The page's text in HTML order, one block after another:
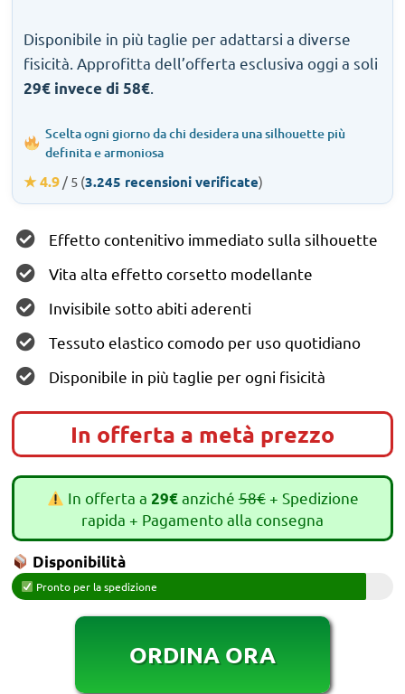
Disponibile in più taglie per adattarsi a diverse
fisicità. Approfitta dell’offerta esclusiva oggi a soli
29€ invece di 58€
Scelta ogni giorno da chi desidera una silhouette più
definita e armoniosa
★ 4.9 / 5 (3.245 recensioni verificate)
Effetto contenitivo immediato sulla silhouette
Vita alta effetto corsetto modellante
Invisibile sotto abiti aderenti
Tessuto elastico comodo per uso quotidiano
Disponibile in più taglie per ogni fisicità
In offerta a metà prezzo
In offerta a 29€anziché58€+ Spedizione
rapida + Pagamento alla consegna
Disponibilità
Pronto per la spedizione
ORDINA ORA